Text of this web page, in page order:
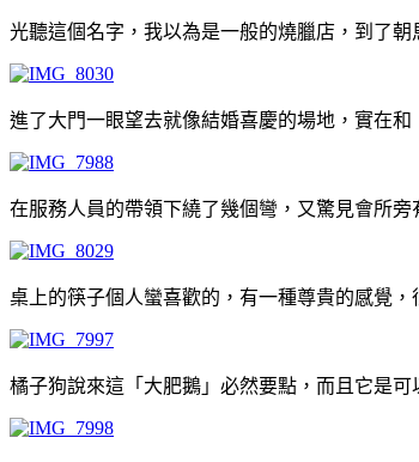
光聽這個名字，我以為是一般的燒臘店，到了
進了大門一眼望去就像結婚喜慶的場地，實在
在服務人員的帶領下繞了幾個彎，又驚見會所
桌上的筷子個人蠻喜歡的，有一種尊貴的感覺，
橘子狗說來這「大肥鵝」必然要點，而且它是